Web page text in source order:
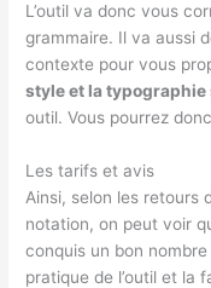
L’outil va donc vous
grammaire. Il va aussi
contexte pour vous
style et la
outil. Vous pourrez
Les tarifs et avis
Ainsi, selon les retours
notation, on peut voir
conquis un bon
pratique de l’outil et la